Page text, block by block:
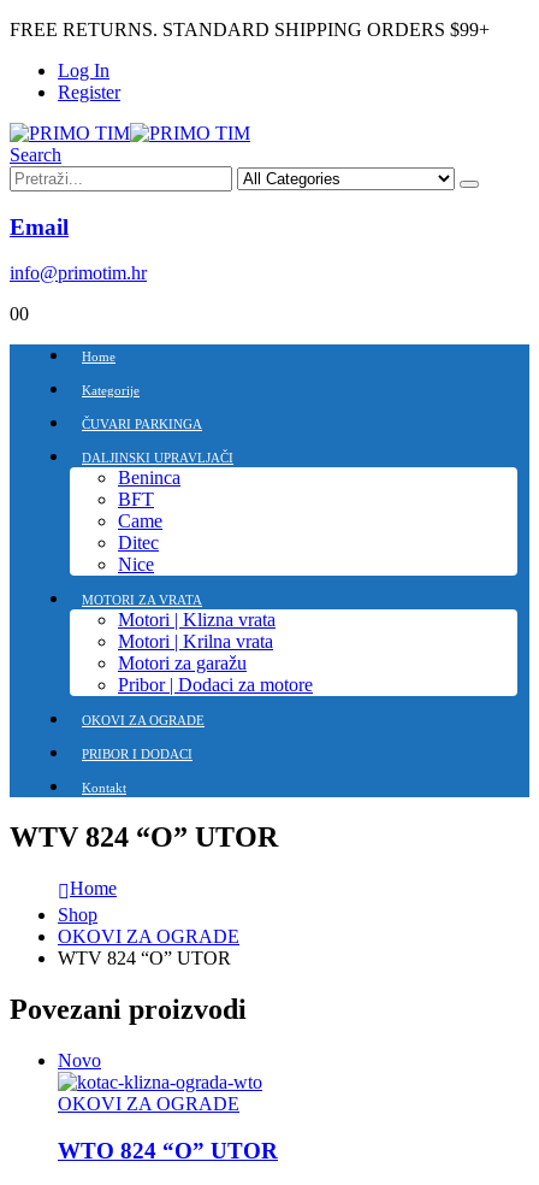
FREE RETURNS. STANDARD SHIPPING ORDERS $99+
Log In
Register
Search
Email
info@primotim.hr
00
Home
Kategorije
ČUVARI PARKINGA
DALJINSKI UPRAVLJAČI
Beninca
BFT
Came
Ditec
Nice
MOTORI ZA VRATA
Motori | Klizna vrata
Motori | Krilna vrata
Motori za garažu
Pribor | Dodaci za motore
OKOVI ZA OGRADE
PRIBOR I DODACI
Kontakt
WTV 824 “O” UTOR
Home
Shop
OKOVI ZA OGRADE
WTV 824 “O” UTOR
Povezani proizvodi
Novo
OKOVI ZA OGRADE
WTO 824 “O” UTOR